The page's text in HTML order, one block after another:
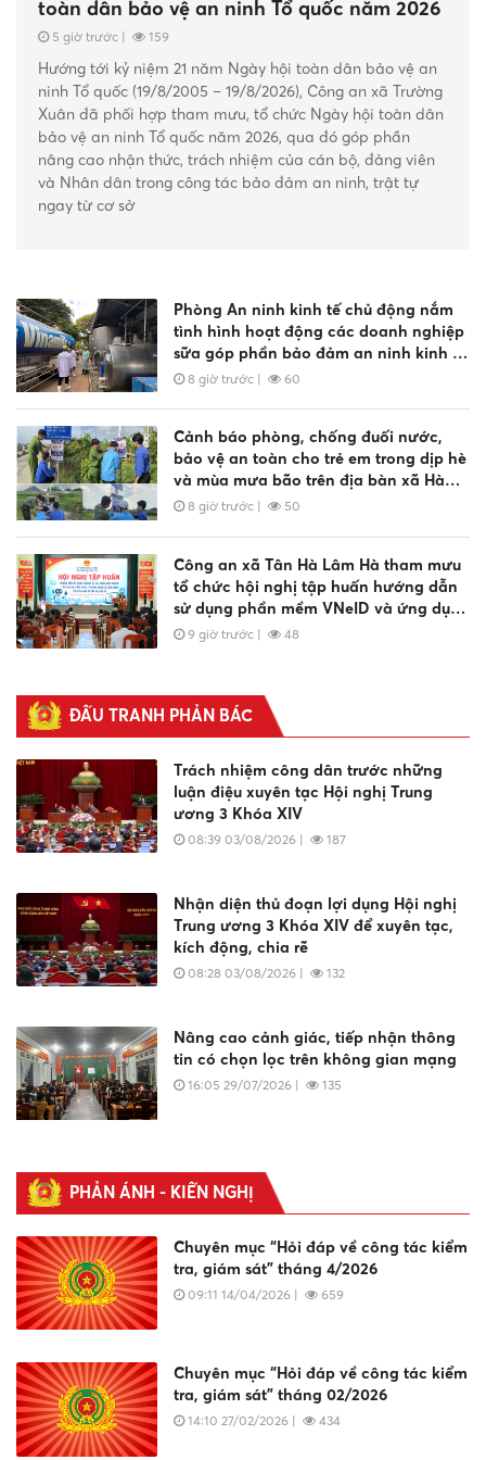
toàn dân bảo vệ an ninh Tổ quốc năm 2026
5 giờ trước | 159
Hướng tới kỷ niệm 21 năm Ngày hội toàn dân bảo vệ an
ninh Tổ quốc (19/8/2005 – 19/8/2026), Công an xã Trường
Xuân đã phối hợp tham mưu, tổ chức Ngày hội toàn dân
bảo vệ an ninh Tổ quốc năm 2026, qua đó góp phần
nâng cao nhận thức, trách nhiệm của cán bộ, đảng viên
và Nhân dân trong công tác bảo đảm an ninh, trật tự
ngay từ cơ sở
Phòng An ninh kinh tế chủ động nắm
tình hình hoạt động các doanh nghiệp
sữa góp phần bảo đảm an ninh kinh tế
trên địa bàn tỉnh
8 giờ trước | 60
Cảnh báo phòng, chống đuối nước,
bảo vệ an toàn cho trẻ em trong dịp hè
và mùa mưa bão trên địa bàn xã Hàm
Kiệm
8 giờ trước | 50
Công an xã Tân Hà Lâm Hà tham mưu
tổ chức hội nghị tập huấn hướng dẫn
sử dụng phần mềm VNeID và ứng dụng
nền tảng AI trong chuyển đổi số
9 giờ trước | 48
Công an phường Mũi Né cùng người
dân tìm thấy nữ du khách sau gần 02
ngày đi lạc
17:07 07/08/2026 1407
Lực lượng Cảnh sát trật tự Công an
tỉnh Lâm Đồng thi đua thực hiện “Kỷ
ĐẤU TRANH PHẢN BÁC
Trách nhiệm công dân trước những
luận điệu xuyên tạc Hội nghị Trung
ương 3 Khóa XIV
08:39 03/08/2026 | 187
Nhận diện thủ đoạn lợi dụng Hội nghị
Trung ương 3 Khóa XIV để xuyên tạc,
kích động, chia rẽ
08:28 03/08/2026 | 132
Nâng cao cảnh giác, tiếp nhận thông
tin có chọn lọc trên không gian mạng
16:05 29/07/2026 | 135
nguồn”, trân trọng những hy sinh vì Tổ
Nhận diện thủ đoạn núp bóng “phản
14:40 09/07/2026 |
Công an tỉnh Lâm Đồng xử lý 02
PHẢN ÁNH - KIẾN NGHỊ
Chuyên mục “Hỏi đáp về công tác kiểm
tra, giám sát” tháng 4/2026
09:11 14/04/2026 | 659
Chuyên mục “Hỏi đáp về công tác kiểm
tra, giám sát” tháng 02/2026
14:10 27/02/2026 | 434